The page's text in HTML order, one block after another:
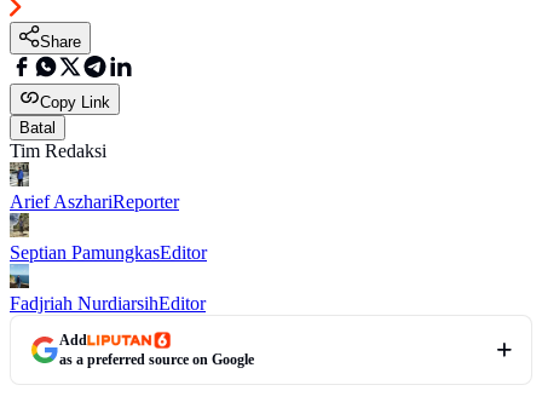
Share
Copy Link
Batal
Tim Redaksi
Arief AszhariReporter
Septian PamungkasEditor
Fadjriah NurdiarsihEditor
Add
as a preferred source on Google